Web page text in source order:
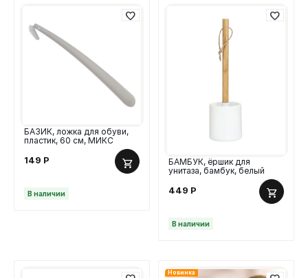
БАЗИК, ложка для обуви,
пластик, 60 см, МИКС
149 Р
В наличии
БАМБУК, ёршик для
унитаза, бамбук, белый
449 Р
В наличии
Новинка